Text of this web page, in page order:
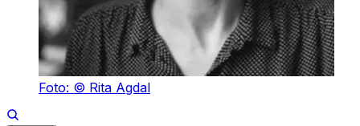
Foto: © Rita Agdal